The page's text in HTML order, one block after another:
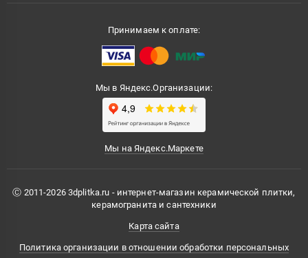
Принимаем к оплате:
Мы в Яндекс.Организации:
Мы на Яндекс.Маркете
Ⓒ 2011-2026 3dplitka.ru - интернет-магазин керамической плитки,
керамогранита и сантехники
Карта сайта
Политика организации в отношении обработки персональных